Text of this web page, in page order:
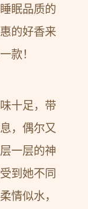
眠品质的
的好香来
款！
十足，带
，偶尔又
一层的神
到她不同
情似水，